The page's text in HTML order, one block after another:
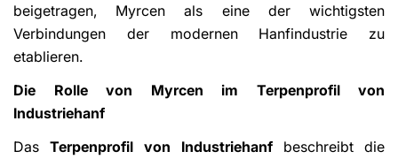
beigetragen, Myrcen als eine der wichtigsten
Verbindungen der modernen Hanfindustrie zu
etablieren.
Die Rolle von Myrcen im Terpenprofil von
Industriehanf
Das Terpenprofil von Industriehanf beschreibt die